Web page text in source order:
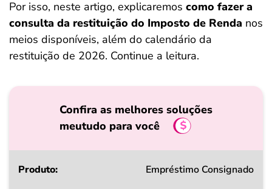
Por isso, neste artigo, explicaremos como fazer a
consulta da restituição do Imposto de Renda nos
meios disponíveis, além do calendário da
restituição de 2026. Continue a leitura.
Confira as melhores soluções
meutudo para você
Produto
Empréstimo Consignado